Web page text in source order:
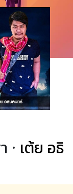
· เต้ย อธิ